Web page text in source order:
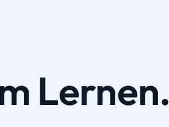
Lernen.